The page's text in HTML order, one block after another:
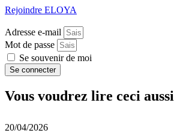
Rejoindre ELOYA
Adresse e-mail
Mot de passe
Se souvenir de moi
Se connecter
Vous voudrez lire ceci aussi
20/04/2026